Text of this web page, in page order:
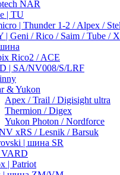
NAR
| TU
| Thunder 1-2 / Alpex /
| Geni / Rico / Saim / Tube /
Rico2 / ACE
| SA/NV008/S/LRF
& Yukon
Apex / Trail / Digisight ultra
Thermion / Digex
Yukon Photon / Nordforce
xRS / Lesnik / Barsuk
| шина SR
VARD
| Patriot